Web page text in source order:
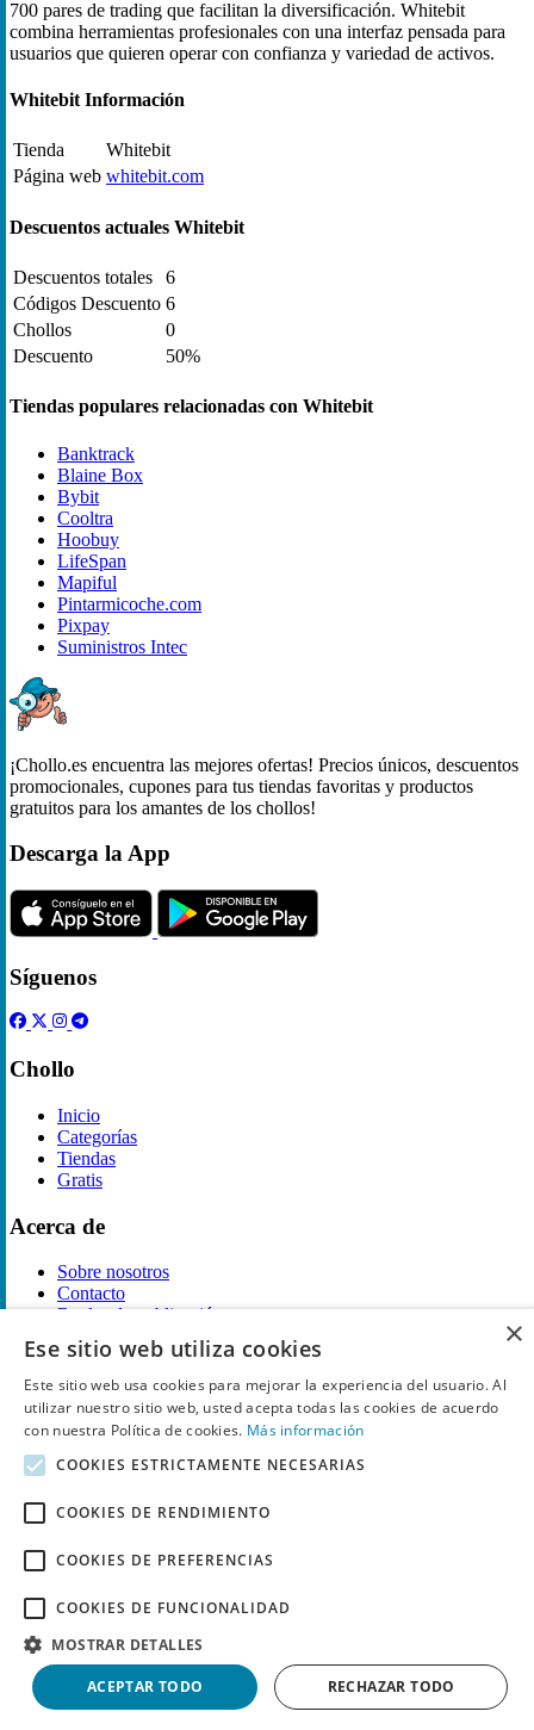
700 pares de trading que facilitan la diversificación. Whitebit
combina herramientas profesionales con una interfaz pensada para
usuarios que quieren operar con confianza y variedad de activos.
Whitebit Información
Tienda
Whitebit
Página web whitebit.com
Descuentos actuales Whitebit
Descuentos totales
6
Códigos Descuento 6
Chollos
0
Descuento
50%
Tiendas populares relacionadas con Whitebit
Banktrack
Blaine Box
Bybit
Cooltra
Hoobuy
LifeSpan
Mapiful
Pintarmicoche.com
Pixpay
Suministros Intec
¡Chollo.es encuentra las mejores ofertas! Precios únicos, descuentos
promocionales, cupones para tus tiendas favoritas y productos
gratuitos para los amantes de los chollos!
Descarga la App
Síguenos
Chollo
Inicio
Categorías
Tiendas
Gratis
Acerca de
Sobre nosotros
Contacto
Reglas de publicación
Información legal
Privacidad
Declaración de cookies
Descargo de Responsabilidad
reservados.
×
Ese sitio web utiliza cookies
Este sitio web usa cookies para mejorar la experiencia del usuario. Al
utilizar nuestro sitio web, usted acepta todas las cookies de acuerdo
con nuestra Política de cookies. Más información
COOKIES ESTRICTAMENTE NECESARIAS
COOKIES DE RENDIMIENTO
COOKIES DE PREFERENCIAS
COOKIES DE FUNCIONALIDAD
MOSTRAR DETALLES
ACEPTAR TODO RECHAZAR TODO